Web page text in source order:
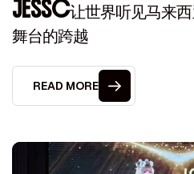
JESSC让世界听见马来
舞台的跨越
READ MORE